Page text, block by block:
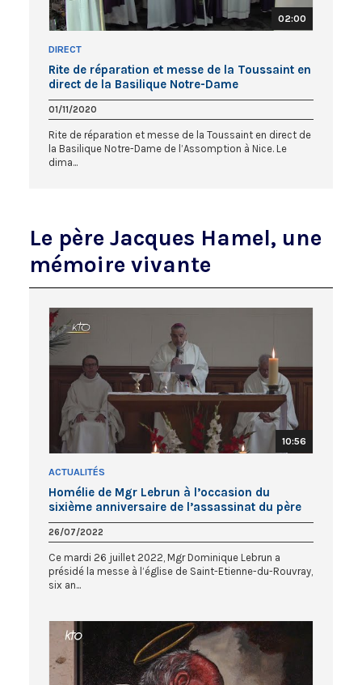
02:00
DIRECT
Rite de réparation et messe de la Toussaint en
direct de la Basilique Notre-Dame
01/11/2020
Rite de réparation et messe de la Toussaint en direct de
la Basilique Notre-Dame de l’Assomption à Nice. Le
dima...
Le père Jacques Hamel, une
mémoire vivante
10:56
ACTUALITÉS
Homélie de Mgr Lebrun à l’occasion du
sixième anniversaire de l’assassinat du père
Jacques Hamel
26/07/2022
Ce mardi 26 juillet 2022, Mgr Dominique Lebrun a
présidé la messe à l’église de Saint-Etienne-du-Rouvray,
six an...